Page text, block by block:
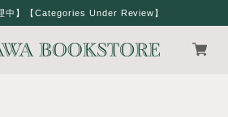
中】【Categories Under Review】